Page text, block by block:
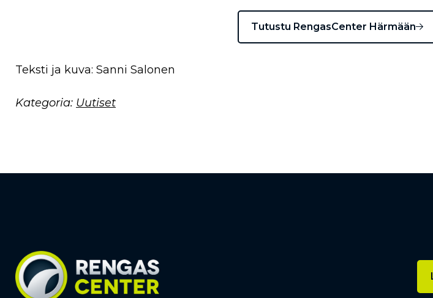
Tutustu RengasCenter Härmään
Teksti ja kuva: Sanni Salonen
Kategoria: Uutiset